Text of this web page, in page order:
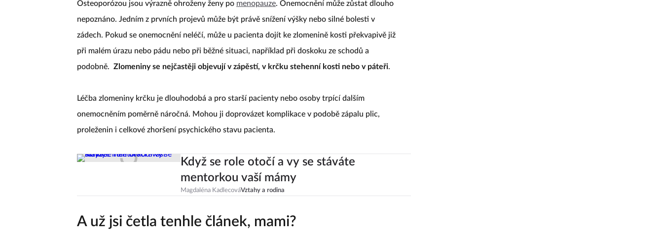
Osteoporózou jsou výrazně ohroženy ženy po menopauze. Onemocnění může zůstat dlouho
nepoznáno. Jedním z prvních projevů může být právě snížení výšky nebo silné bolesti v
zádech. Pokud se onemocnění neléčí, může u pacienta dojít ke zlomenině kosti překvapivě již
při malém úrazu nebo pádu nebo při běžné situaci, například při doskoku ze schodů a
podobně. Zlomeniny se nejčastěji objevují v zápěstí, v krčku stehenní kosti nebo v páteři.
Léčba zlomeniny krčku je dlouhodobá a pro starší pacienty nebo osoby trpící dalším
onemocněním poměrně náročná. Mohou ji doprovázet komplikace v podobě zápalu plic,
proleženin i celkové zhoršení psychického stavu pacienta.
Když se role otočí a vy se stáváte
mentorkou vaší mámy
Magdaléna KadlecováVztahy a rodina
A už jsi četla tenhle článek, mami?